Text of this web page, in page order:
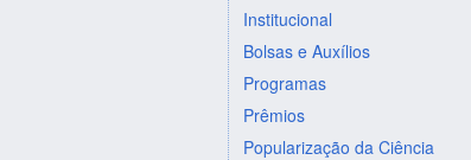
Institucional
Bolsas e Auxílios
Programas
Prêmios
Popularização da Ciência